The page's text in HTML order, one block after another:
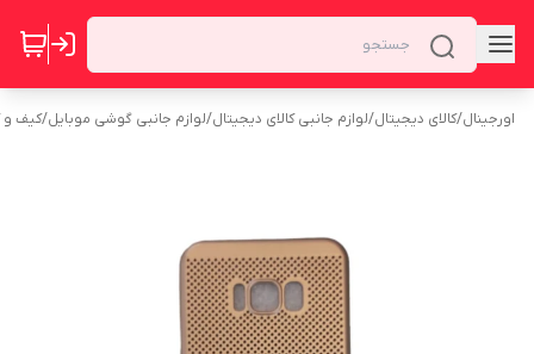
اورجینال/کالای دیجیتال/لوازم جانبی کالای دیجیتال/لوازم جانبی گوشی موبایل/کیف و